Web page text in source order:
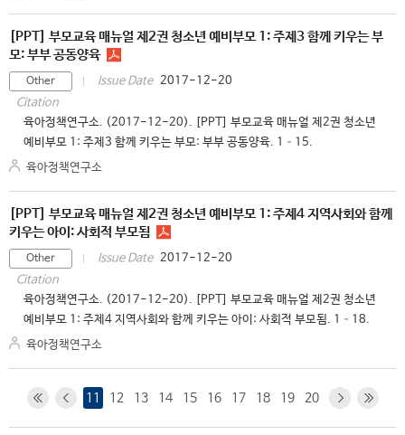
[PPT] 부모교육 매뉴얼 제2권 청소년 예비부모 1: 주제3 함께 키우는 부
모: 부부 공동양육
Other Issue Date 2017-12-20
Citation
육아정책연구소. (2017-12-20). [PPT] 부모교육 매뉴얼 제2권 청소년
예비부모 1: 주제3 함께 키우는 부모: 부부 공동양육. 1–15.
육아정책연구소
[PPT] 부모교육 매뉴얼 제2권 청소년 예비부모 1: 주제4 지역사회와 함께
키우는 아이: 사회적 부모됨
Other Issue Date 2017-12-20
Citation
육아정책연구소. (2017-12-20). [PPT] 부모교육 매뉴얼 제2권 청소년
예비부모 1: 주제4 지역사회와 함께 키우는 아이: 사회적 부모됨. 1–18.
육아정책연구소
11 12 13 14 15 16 17 18 19 20